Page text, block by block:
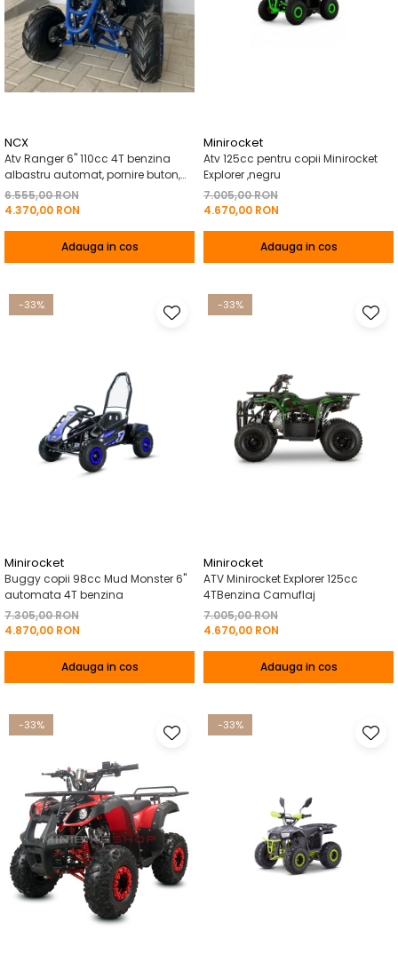
Pelerine de ploaie
Protectii
Rucsac/Borseta
Tricou / Geci / Termic
Roti/Accesorii
Ambreiaj
Evacuare
Cabluri si Conducte
Filtre
Suspensii
Transmisie
Tuning
NCX
Atv Ranger 6" 110cc 4T benzina
albastru automat, pornire buton,
Marsalier
6.555,00 RON
4.370,00 RON
Adauga in cos
Minirocket
Atv 125cc pentru copii Minirocket
Explorer ,negru
7.005,00 RON
4.670,00 RON
Adauga in cos
-33%
Minirocket
Buggy copii 98cc Mud Monster 6"
automata 4T benzina
7.305,00 RON
4.870,00 RON
Adauga in cos
-33%
Minirocket
ATV Minirocket Explorer 125cc
4TBenzina Camuflaj
7.005,00 RON
4.670,00 RON
Adauga in cos
-33% -33%